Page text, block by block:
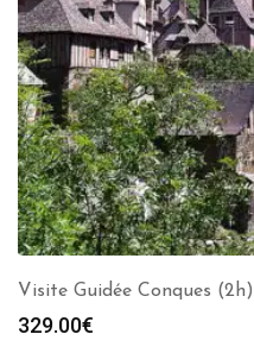
Visite Guidée Conques (2h)
329.00€